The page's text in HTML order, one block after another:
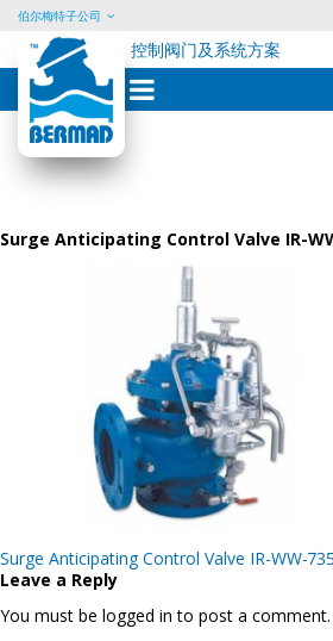
Skip
content
伯尔梅特子公司
控制阀门及系统方案
Surge Anticipating Control Valve IR-
Post
navigation
Surge Anticipating Control Valve IR-WW-
Leave a Reply
You must be logged in to post a comment.